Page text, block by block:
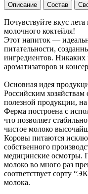
Описание Состав
Почувствуйте вкус
молочного коктейля!
Этот напиток —
питательности,
ингредиентов. Никаких
ароматизаторов и
Основная идея
Российским хозяйствам
полезной продукции,
Ферма построена с
что позволяет
чистое молоко
Коровы питаются
собственного
медицинские осмотры.
молоко во много раз
соответствует сорту
молока.